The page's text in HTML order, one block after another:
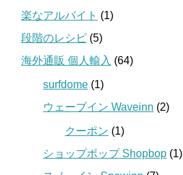
楽なアルバイト (1)
段階のレシピ (5)
海外通販 個人輸入 (64)
surfdome (1)
ウェーブイン Waveinn (2)
クーポン (1)
ショップボップ Shopbop (1)